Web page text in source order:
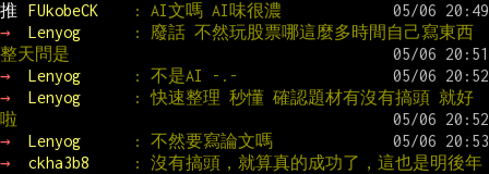
推
FUkobeCK
: AI文嗎 AI味很濃
→
Lenyog
: 廢話 不然玩股票哪這麼多時間自己寫東西
整天問是
→
Lenyog
: 不是AI -.-
→
Lenyog
: 快速整理 秒懂 確認題材有沒有搞頭 就好
啦
→
Lenyog
: 不然要寫論文嗎
→
ckha3b8
: 沒有搞頭，就算真的成功了，這也是明後年